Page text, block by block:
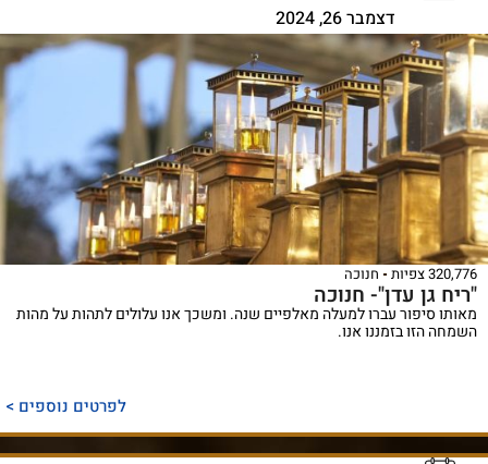
דצמבר 26, 2024
320,776 צפיות חנוכה
"ריח גן עדן"- חנוכה
מאותו סיפור עברו למעלה מאלפיים שנה. ומשכך אנו עלולים לתהות על מהות
השמחה הזו בזמננו אנו.
לפרטים נוספים >